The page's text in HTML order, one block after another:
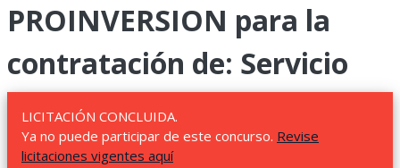
PROINVERSION para la
contratación de: Servicio
LICITACIÓN CONCLUIDA.
Ya no puede participar de este concurso. Revise
licitaciones vigentes aquí